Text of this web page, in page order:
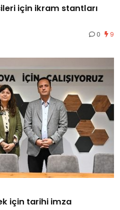
için ikram stantları
0 9
için tarihi imza